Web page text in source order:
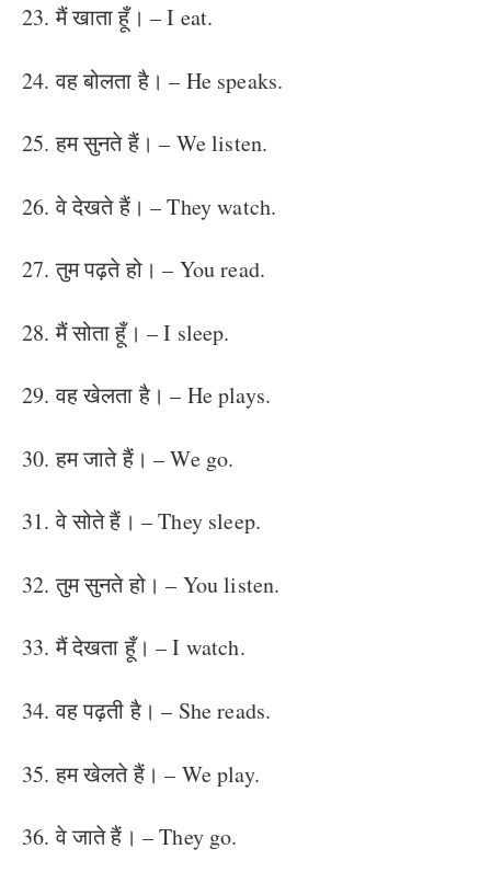
23. मैं खाता हूँ। – I eat.
24. वह बोलता है। – He speaks.
25. हम सुनते हैं। – We listen.
26. वे देखते हैं। – They watch.
27. तुम पढ़ते हो। – You read.
28. मैं सोता हूँ। – I sleep.
29. वह खेलता है। – He plays.
30. हम जाते हैं। – We go.
31. वे सोते हैं। – They sleep.
32. तुम सुनते हो। – You listen.
33. मैं देखता हूँ। – I watch.
34. वह पढ़ती है। – She reads.
35. हम खेलते हैं। – We play.
36. वे जाते हैं। – They go.